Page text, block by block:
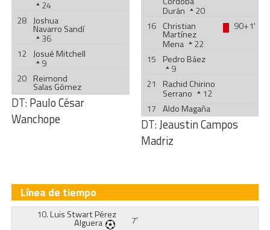
24
28 Joshua
Navarro Sandí
36
12 Josué Mitchell
9
20 Reimond
Salas Gómez
DT:Paulo César
Wanchope
Durán
20
16 Christian
Martínez
Mena 22
90+1'
15 Pedro Báez
9
21 Rachid Chirino
Serrano
12
17 Aldo Magaña
DT:Jeaustin Campos
Madriz
Línea de tiempo
10.Luis Stwart Pérez
Alguera
7'